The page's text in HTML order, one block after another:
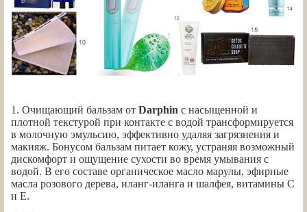
1. Очищающий бальзам от Darphin с насыщенной и
плотной текстурой при контакте с водой трансформируется
в молочную эмульсию, эффективно удаляя загрязнения и
макияж. Бонусом бальзам питает кожу, устраняя возможный
дискомфорт и ощущение сухости во время умывания с
водой. В его составе органическое масло марулы, эфирные
масла розового дерева, иланг-иланга и шалфея, витамины С
и Е.